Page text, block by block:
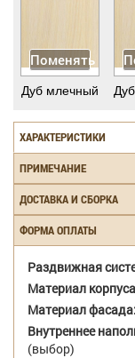
Поменять
Дуб млечный
ХАРАКТЕРИСТИКИ
ПРИМЕЧАНИЕ
ДОСТАВКА И СБОРКА
ФОРМА ОПЛАТЫ
Раздвижная
Материал
Материал фасада:
Внутреннее
(выбор)